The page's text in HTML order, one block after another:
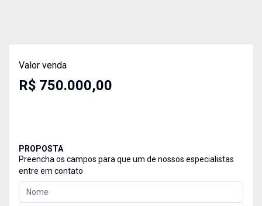
Valor venda
R$ 750.000,00
PROPOSTA
Preencha os campos para que um de nossos especialistas
entre em contato